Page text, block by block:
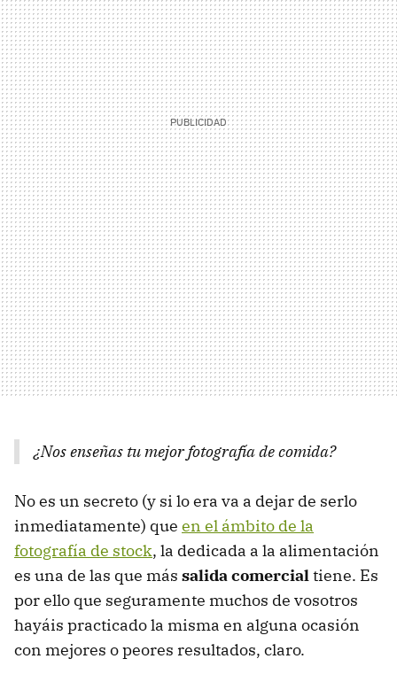
¿Nos enseñas tu mejor fotografía de comida?
No es un secreto (y si lo era va a dejar de serlo
inmediatamente) que en el ámbito de la
fotografía de stock, la dedicada a la alimentación
es una de las que más salida comercialtiene. Es
por ello que seguramente muchos de vosotros
hayáis practicado la misma en alguna ocasión
con mejores o peores resultados, claro.